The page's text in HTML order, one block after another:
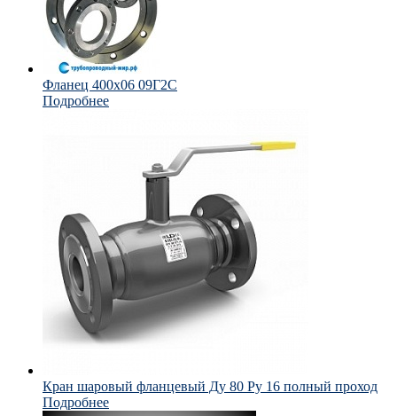
Фланец 400х06 09Г2С
Подробнее
Кран шаровый фланцевый Ду 80 Ру 16 полный проход
Подробнее